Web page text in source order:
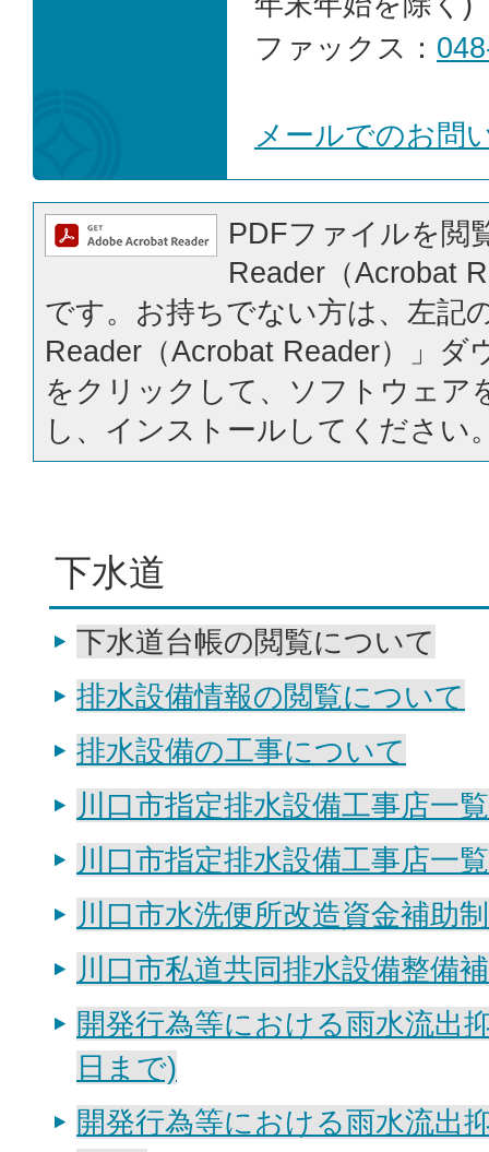
ファックス：
メールでのお問
PDFファイルを閲
Reader（Acrobat
です。お持ちでない方は、左記
Reader（Acrobat Reader）」ダ
をクリックして、ソフトウェア
し、インストールしてください
下水道
下水道台帳の閲覧について
排水設備情報の閲覧について
排水設備の工事について
川口市指定排水設備工事店一
川口市指定排水設備工事店一
川口市水洗便所改造資金補助
川口市私道共同排水設備整備
開発行為等における雨水流出
日まで)
開発行為等における雨水流出